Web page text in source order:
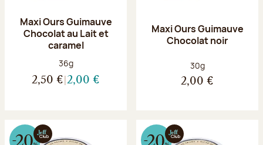
Maxi Ours Guimauve
Chocolat au Lait et
caramel
Poids net :
36g
2,50 € 2,00 €
Maxi Ours Guimauve
Chocolat noir
Poids net :
30g
2,00 €